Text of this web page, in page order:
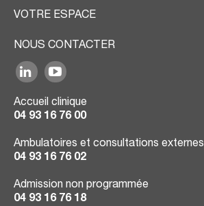
VOTRE ESPACE
NOUS CONTACTER
Accueil clinique
04 93 16 76 00
Ambulatoires et consultations externes
04 93 16 76 02
Admission non programmée
04 93 16 76 18